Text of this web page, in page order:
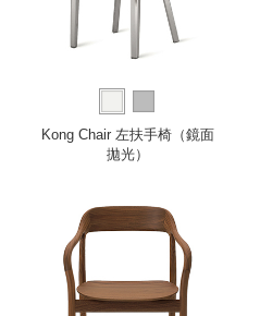
Kong Chair 左扶手椅（鏡面
拋光）